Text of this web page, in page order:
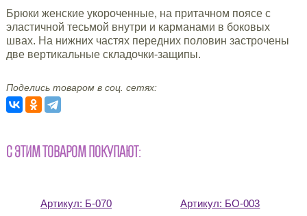
Брюки женские укороченные, на притачном поясе с
эластичной тесьмой внутри и карманами в боковых
швах. На нижних частях передних половин застрочены
две вертикальные складочки-защипы.
Поделись товаром в соц. сетях:
С ЭТИМ ТОВАРОМ ПОКУПАЮТ:
Артикул: Б-070 Артикул: БО-003